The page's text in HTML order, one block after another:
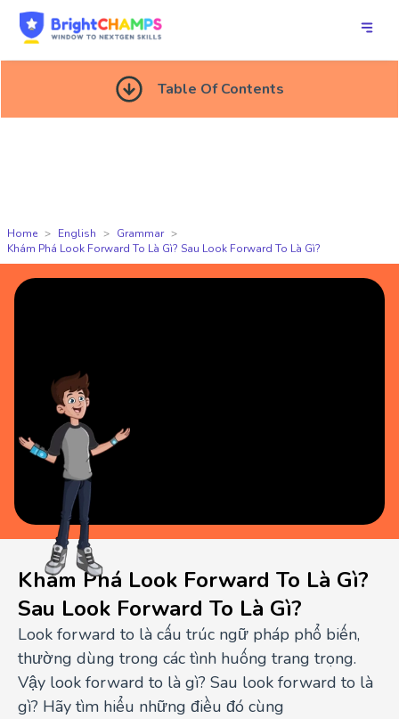
Table Of Contents
Home English
Grammar
Khám Phá Look Forward To Là Gì? Sau Look Forward To Là Gì?
Khám Phá Look Forward To Là Gì?
Sau Look Forward To Là Gì?
Look forward to là cấu trúc ngữ pháp phổ biến,
thường dùng trong các tình huống trang trọng.
Vậy look forward to là gì? Sau look forward to là
gì? Hãy tìm hiểu những điều đó cùng